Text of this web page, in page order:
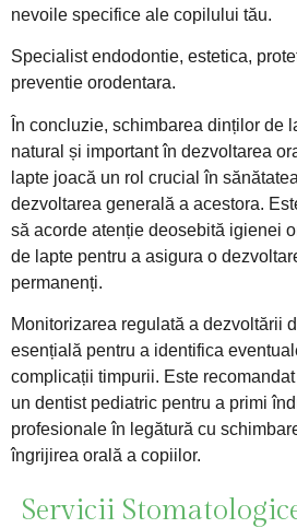
nevoile specifice ale copilului tău.
Specialist endodontie, estetica,
preventie orodentara.
În concluzie, schimbarea dinților de
natural și important în dezvoltarea
lapte joacă un rol crucial în
dezvoltarea generală a acestora.
să acorde atenție deosebită igienei
de lapte pentru a asigura o
permanenți.
Monitorizarea regulată a dezvoltării
esențială pentru a identifica
complicații timpurii. Este
un dentist pediatric pentru a primi
profesionale în legătură cu
îngrijirea orală a copiilor.
Servicii